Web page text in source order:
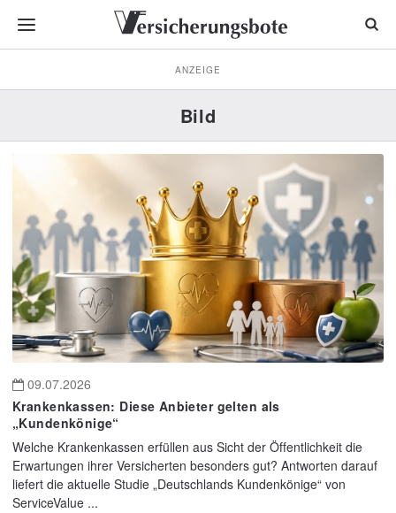
ANZEIGE
Bild
09.07.2026
Krankenkassen: Diese Anbieter gelten als
„Kundenkönige“
Welche Krankenkassen erfüllen aus Sicht der Öffentlichkeit die
Erwartungen ihrer Versicherten besonders gut? Antworten darauf
liefert die aktuelle Studie „Deutschlands Kundenkönige“ von
ServiceValue ...